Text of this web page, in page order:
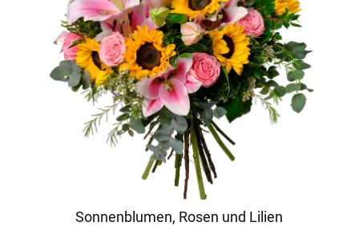
Sonnenblumen, Rosen und Lilien